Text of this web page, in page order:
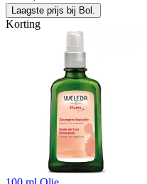
Laagste prijs bij Bol.
Korting